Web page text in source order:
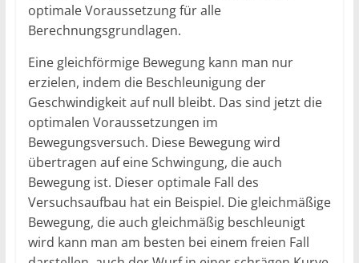
optimale Voraussetzung für alle
Berechnungsgrundlagen.
Eine gleichförmige Bewegung kann man nur
erzielen, indem die Beschleunigung der
Geschwindigkeit auf null bleibt. Das sind jetzt die
optimalen Voraussetzungen im
Bewegungsversuch. Diese Bewegung wird
übertragen auf eine Schwingung, die auch
Bewegung ist. Dieser optimale Fall des
Versuchsaufbau hat ein Beispiel. Die gleichmäßige
Bewegung, die auch gleichmäßig beschleunigt
wird kann man am besten bei einem freien Fall